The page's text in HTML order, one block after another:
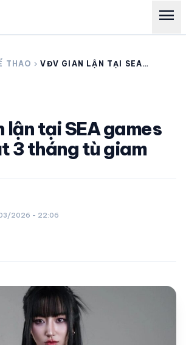
menu
HẠNG
NƯỚC expand_more
expand_more
© 2026 TT24H
THAO chevron_rightVĐV GIAN LẬN TẠI SEA
tại SEA games
3 tháng tù giam
2026 - 22:06